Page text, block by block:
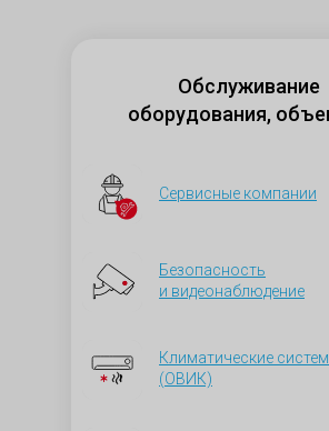
Обслуживание
оборудования,
Сервисные компании
Безопасность
и видеонаблюдение
Климатические
(ОВИК)